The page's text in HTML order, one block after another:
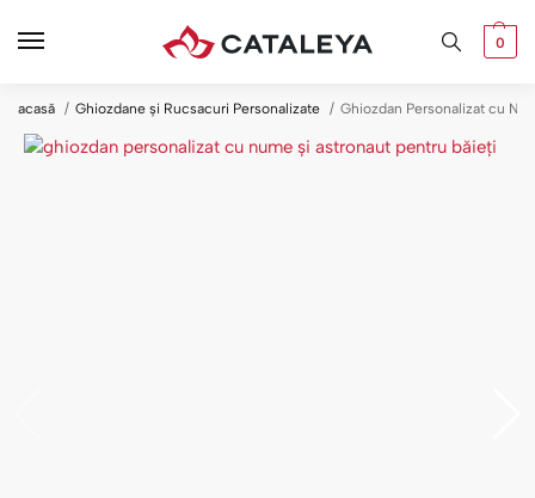
0
acasă Ghiozdane și Rucsacuri Personalizate Ghiozdan Personalizat cu